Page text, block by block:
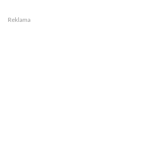
Reklama